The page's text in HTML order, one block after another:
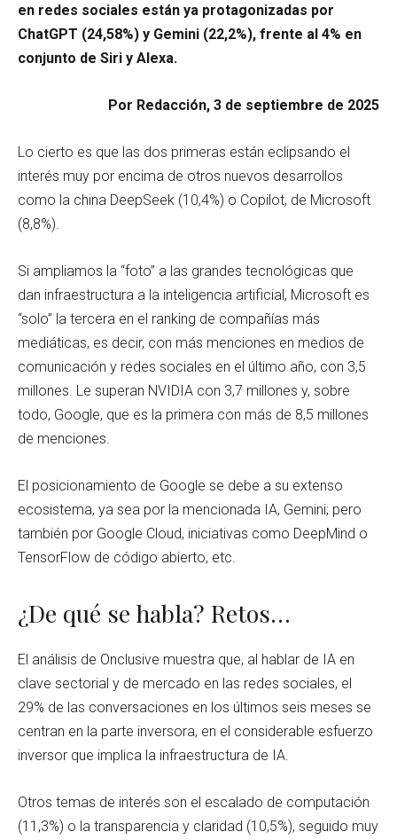
en redes sociales están ya protagonizadas por
ChatGPT (24,58%) y Gemini (22,2%), frente al 4% en
conjunto de Siri y Alexa.
Por Redacción, 3 de septiembre de 2025
Lo cierto es que las dos primeras están eclipsando el
interés muy por encima de otros nuevos desarrollos
como la china DeepSeek (10,4%) o Copilot, de Microsoft
(8,8%).
Si ampliamos la “foto” a las grandes tecnológicas que
dan infraestructura a la inteligencia artificial, Microsoft es
“solo” la tercera en el ranking de compañías más
mediáticas, es decir, con más menciones en medios de
comunicación y redes sociales en el último año, con 3,5
millones. Le superan NVIDIA con 3,7 millones y, sobre
todo, Google, que es la primera con más de 8,5 millones
de menciones.
El posicionamiento de Google se debe a su extenso
ecosistema, ya sea por la mencionada IA, Gemini; pero
también por Google Cloud, iniciativas como DeepMind o
TensorFlow de código abierto, etc.
¿De qué se habla? Retos…
El análisis de Onclusive muestra que, al hablar de IA en
clave sectorial y de mercado en las redes sociales, el
29% de las conversaciones en los últimos seis meses se
centran en la parte inversora, en el considerable esfuerzo
inversor que implica la infraestructura de IA.
Otros temas de interés son el escalado de computación
(11,3%) o la transparencia y claridad (10,5%), seguido muy